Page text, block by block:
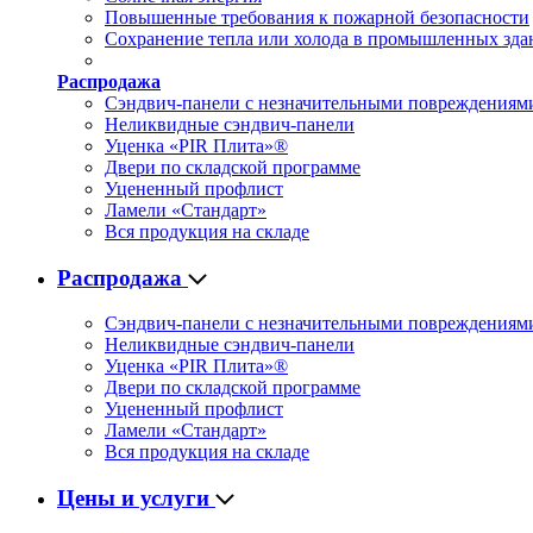
Повышенные требования к пожарной безопасности
Сохранение тепла или холода в промышленных
Распродажа
Сэндвич-панели с незначительными
Неликвидные сэндвич-панели
Уценка «PIR Плита»®
Двери по складской программе
Уцененный профлист
Ламели «Стандарт»
Вся продукция на складе
Распродажа
Сэндвич-панели с незначительными
Неликвидные сэндвич-панели
Уценка «PIR Плита»®
Двери по складской программе
Уцененный профлист
Ламели «Стандарт»
Вся продукция на складе
Цены и услуги